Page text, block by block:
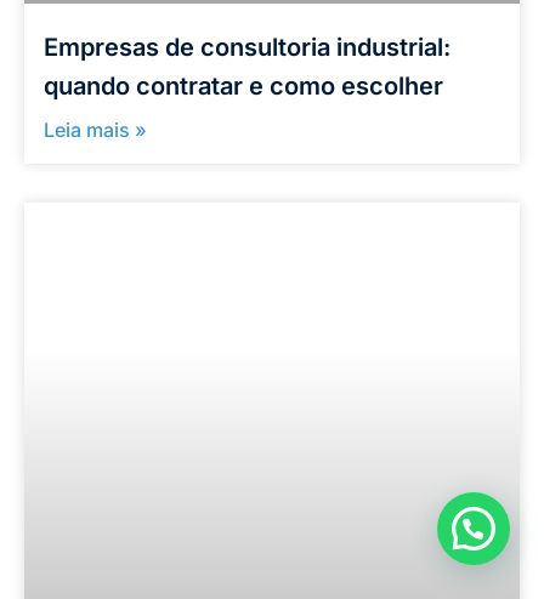
Empresas de consultoria industrial:
quando contratar e como escolher
Leia mais »